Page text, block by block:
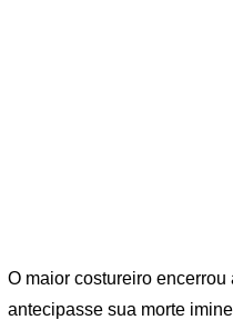
O maior costureiro
antecipasse sua morte